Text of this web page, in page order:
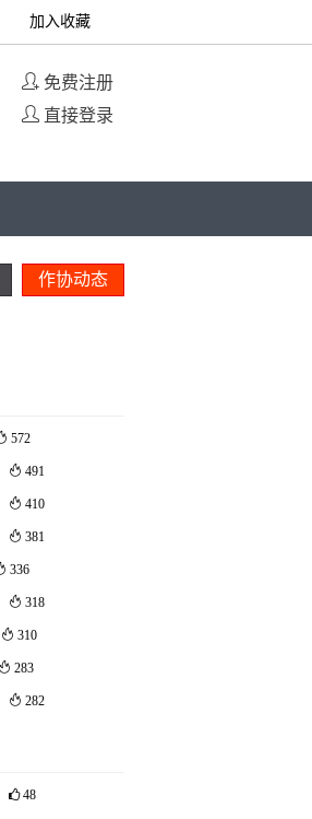
加入收藏
免费注册
直接登录
作协动态
572
491
410
381
336
318
310
283
282
48